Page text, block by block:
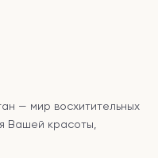
— мир восхитительных
Вашей красоты,